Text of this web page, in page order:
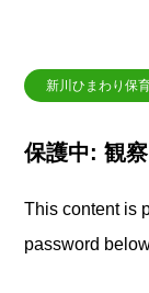
新川ひまわり保
保護中: 観
This content is
password